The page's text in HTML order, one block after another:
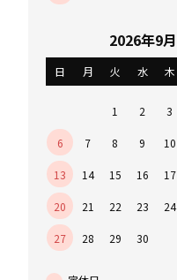
2026年9月
日 月 火 水 木
1 2 3
6 7 8 9 10
13 14 15 16 17
20 21 22 23 24
27 28 29 30